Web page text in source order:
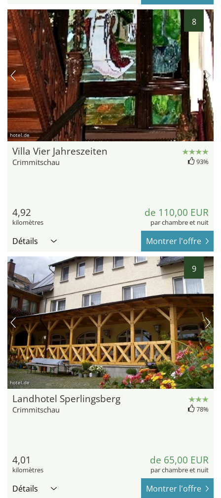
8
hotel.de
Villa Vier Jahreszeiten
Crimmitschau 93%
4,92
kilomètres
de 110,00 EUR
par chambre et nuit
Détails Montrer l'offre
9
hotel.de
Landhotel Sperlingsberg
Crimmitschau 78%
4,01
kilomètres
de 65,00 EUR
par chambre et nuit
Détails Montrer l'offre